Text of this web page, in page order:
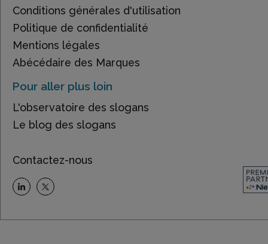
Conditions générales d'utilisation
Politique de confidentialité
Mentions légales
Abécédaire des Marques
Pour aller plus loin
L'observatoire des slogans
Le blog des slogans
Contactez-nous